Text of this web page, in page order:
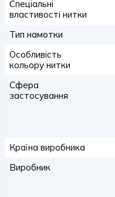
Спеціальні
властивості нитки
Тип намотки
Особливість
кольору нитки
Сфера
застосування
Країна виробника
Виробник